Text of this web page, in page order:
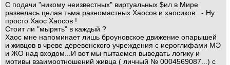
С подачи "никому неизвестных" виртуальных $ил в Мире
развелась целая тьма разномастных Хаосов и хаосиков...- Ну
просто Хаос Хаосов !
Стоит ли "мырять" в каждый ?
Хаос мне напоминает лишь броуновское движение опарышей
и живцов в чреве деревенского учреждения с иероглифами МЭ
и ЖО над входом...И вот мы пытаемся выведать логику и
мотивы взаимоотношений живца ( личный № 0004569087...) с